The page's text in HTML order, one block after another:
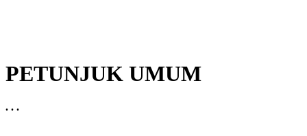
PETUNJUK UMUM
. . .